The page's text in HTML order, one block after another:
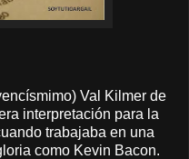
Val Kilmer de
interpretación para la
trabajaba en una
como Kevin Bacon.